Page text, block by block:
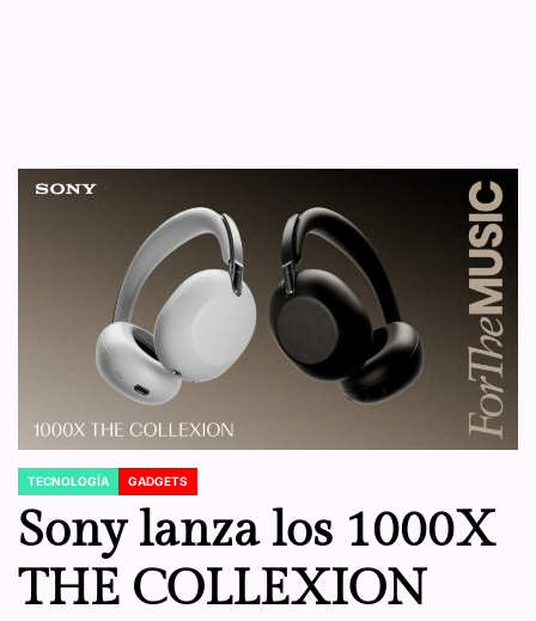
POSTED
IN
TECNOLOGÍA GADGETS
Sony lanza los 1000X
THE COLLEXION